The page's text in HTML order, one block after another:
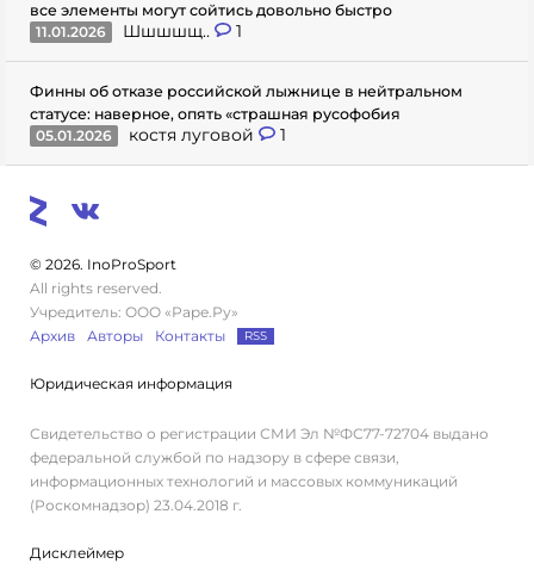
все элементы могут сойтись довольно быстро
11.01.2026
Шшшшщ.. 1
Финны об отказе российской лыжнице в нейтральном
статусе: наверное, опять «страшная русофобия
05.01.2026
костя луговой 1
© 2026. InoProSport
All rights reserved.
Учредитель: ООО «Раре.Ру»
Архив
Авторы Контакты RSS
Юридическая информация
Свидетельство о регистрации СМИ Эл №ФС77-72704 выдано
федеральной службой по надзору в сфере связи,
информационных технологий и массовых коммуникаций
(Роскомнадзор) 23.04.2018 г.
Дисклеймер